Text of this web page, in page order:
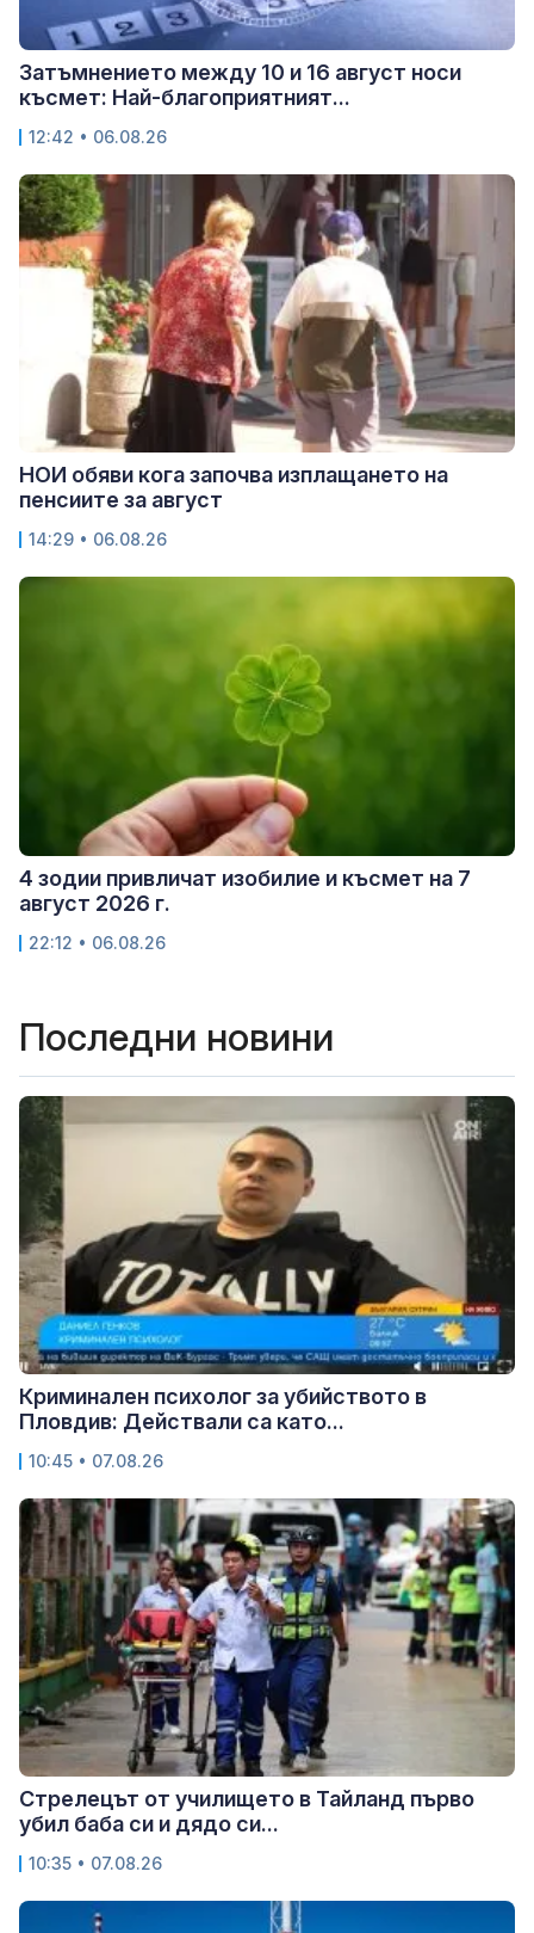
Затъмнението между 10 и 16 август носи
късмет: Най-благоприятният...
12:42 • 06.08.26
НОИ обяви кога започва изплащането на
пенсиите за август
14:29 • 06.08.26
4 зодии привличат изобилие и късмет на 7
август 2026 г.
22:12 • 06.08.26
Последни новини
Криминален психолог за убийството в
Пловдив: Действали са като...
10:45 • 07.08.26
Стрелецът от училището в Тайланд първо
убил баба си и дядо си...
10:35 • 07.08.26